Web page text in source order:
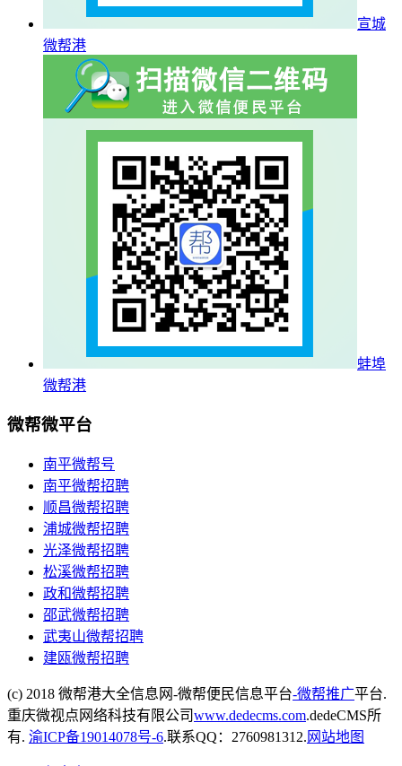
宣城
微帮港
蚌埠
微帮港
微帮微平台
南平微帮号
南平微帮招聘
顺昌微帮招聘
浦城微帮招聘
光泽微帮招聘
松溪微帮招聘
政和微帮招聘
邵武微帮招聘
武夷山微帮招聘
建瓯微帮招聘
(c) 2018 微帮港大全信息网-微帮便民信息平台-微帮推广平台.
重庆微视点网络科技有限公司www.dedecms.com.dedeCMS所
有. 渝ICP备19014078号-6.联系QQ：2760981312. 网站地图